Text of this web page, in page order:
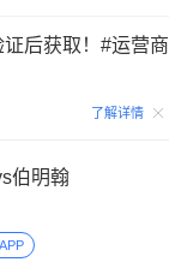
后获取！#运营商
了解详情
伯明翰